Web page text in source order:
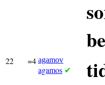
22 =4 agamov
agamos ✔